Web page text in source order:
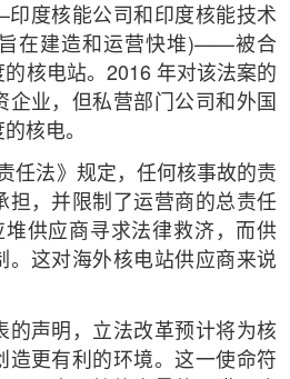
度核能公司和印度核能技术
在建造和运营快堆)——被合
核电站。2016 年对该法案的
企业，但私营部门公司和外国
核电。
任法》规定，任何核事故的责
担，并限制了运营商的总责任
供应商寻求法律救济，而供
。这对海外核电站供应商来说
的声明，立法改革预计将为核
造更有利的环境。这一使命符